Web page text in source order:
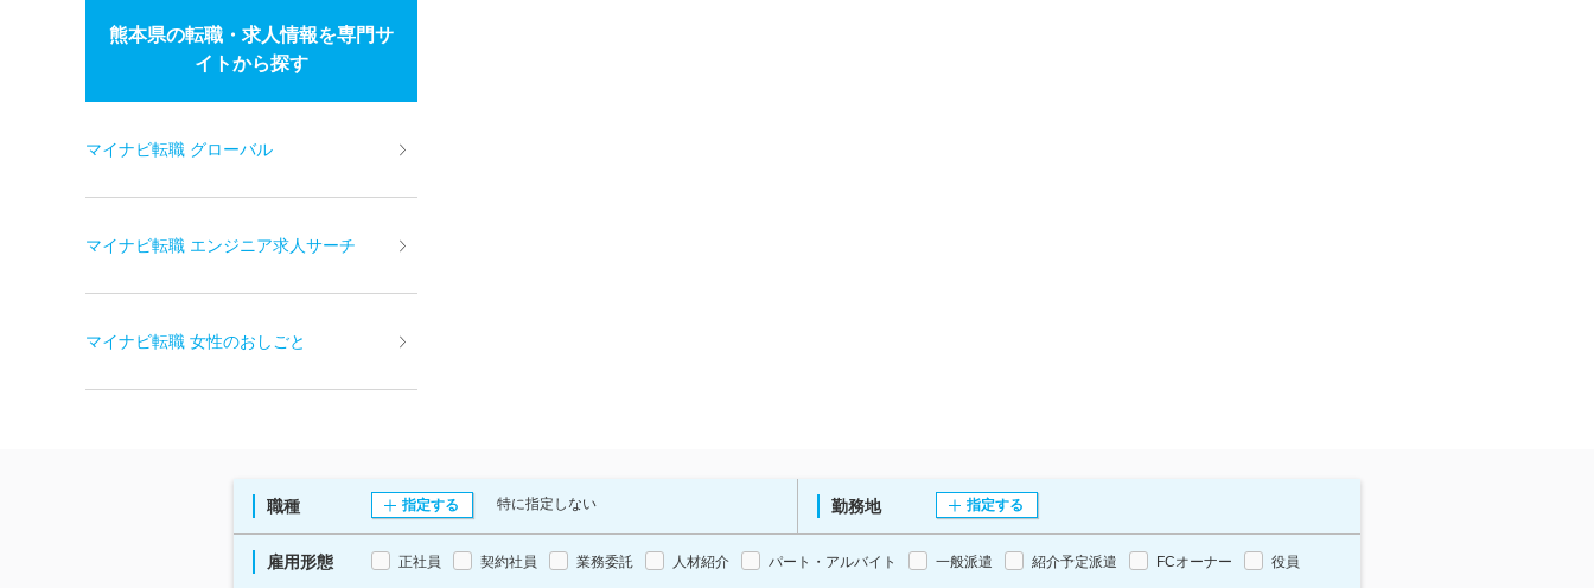
熊本県の転職・求人情報を専門サ
イトから探す
マイナビ転職 グローバル
マイナビ転職 エンジニア求人サーチ
マイナビ転職 女性のおしごと
職種 指定する 特に指定しない 勤務地 指定する
雇用形態 正社員 契約社員 業務委託 人材紹介 パート・アルバイト 一般派遣 紹介予定派遣 FCオーナー 役員